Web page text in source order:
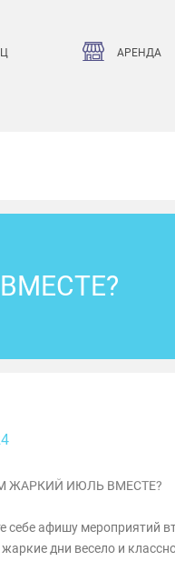
АРЕНДА
ЖАРКИЙ ИЮЛЬ ВМЕСТЕ?
себе афишу мероприятий
жаркие дни весело и